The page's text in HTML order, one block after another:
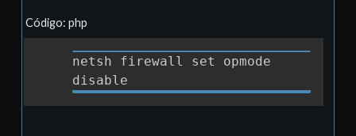
Código: php
netsh firewall set opmode
disable
Copia